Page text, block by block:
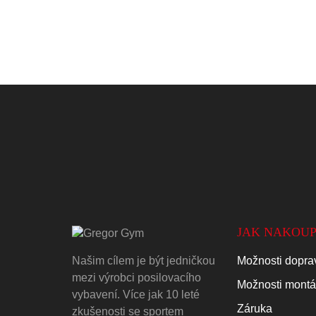
Našim cílem je být jedničkou
mezi výrobci posilovacího
vybavení. Více jak 10 leté
zkušenosti se sportem
JAK
Možnosti
Možnosti
Záruka